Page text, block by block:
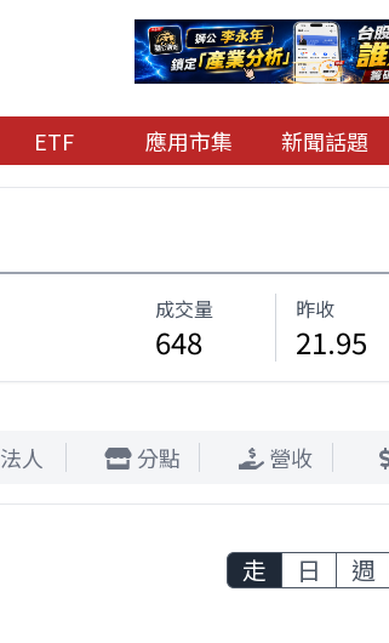
ETF 應用市集 新聞話題
成交量
648
昨收
21.95
法人 分點 營收
走 日 週